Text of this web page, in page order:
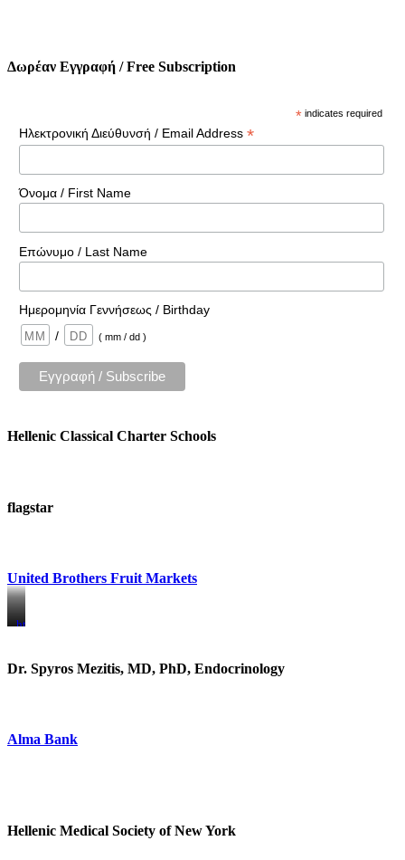
Δωρέαν Εγγραφή / Free Subscription
* indicates required
Ηλεκτρονική Διεύθυνσή / Email Address *
Όνομα / First Name
Επώνυμο / Last Name
Ημερομηνία Γεννήσεως / Birthday
/
( mm / dd )
Hellenic Classical Charter Schools
flagstar
United Brothers Fruit Markets
https://www.unitedbrothersfruitmarkets.com/
https://www.unitedbrothersfruitmarkets.com/
Dr. Spyros Mezitis, MD, PhD, Endocrinology
Alma Bank
Hellenic Medical Society of New York